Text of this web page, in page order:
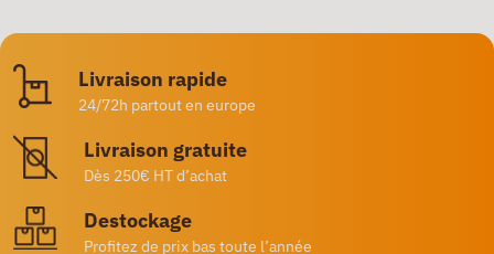
Livraison rapide
24/72h partout en europe
Livraison gratuite
Dès 250€ HT d’achat
Destockage
Profitez de prix bas toute l’année